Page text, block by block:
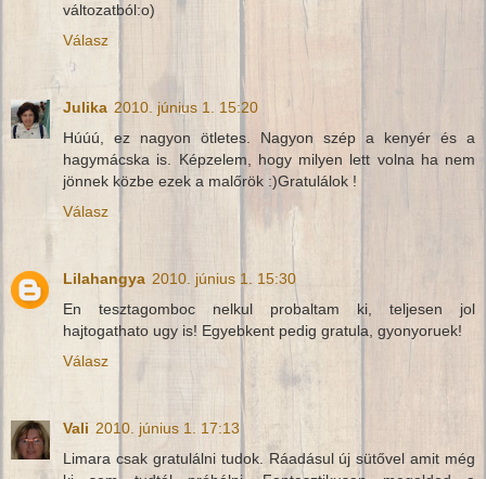
változatból:o)
Válasz
Julika 2010. június 1. 15:20
Húúú, ez nagyon ötletes. Nagyon szép a kenyér és a
hagymácska is. Képzelem, hogy milyen lett volna ha nem
jönnek közbe ezek a malőrök :)Gratulálok !
Válasz
Lilahangya 2010. június 1. 15:30
En tesztagomboc nelkul probaltam ki, teljesen jol
hajtogathato ugy is! Egyebkent pedig gratula, gyonyoruek!
Válasz
Vali 2010. június 1. 17:13
Limara csak gratulálni tudok. Ráadásul új sütővel amit még